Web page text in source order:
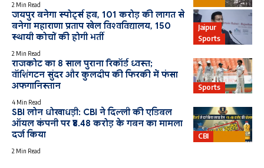
2 Min Read
Jaipur
Sports
जयपुर बनेगा स्पोर्ट्स हब, 101 करोड़ की लागत से
बनेगा महाराणा प्रताप खेल विश्वविद्यालय, 150
स्थायी कोचों की होगी भर्ती
2 Min Read
Sports
राजकोट का 8 साल पुराना रिकॉर्ड ध्वस्त;
वॉशिंगटन सुंदर और कुलदीप की फिरकी में फंसा
अफगानिस्तान
4 Min Read
CBI
SBI लोन धोखाधड़ी: CBI ने दिल्ली की एडिबल
ऑयल कंपनी पर ₹8.48 करोड़ के गबन का मामला
दर्ज किया
2 Min Read